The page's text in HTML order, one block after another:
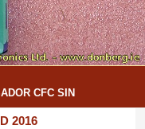
CFC SIN
2016